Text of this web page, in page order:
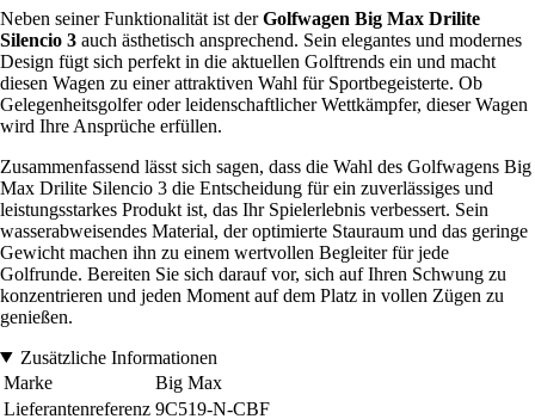
Neben seiner Funktionalität ist derGolfwagen Big Max Drilite
Silencio 3 auch ästhetisch ansprechend. Sein elegantes und modernes
Design fügt sich perfekt in die aktuellen Golftrends ein und macht
diesen Wagen zu einer attraktiven Wahl für Sportbegeisterte. Ob
Gelegenheitsgolfer oder leidenschaftlicher Wettkämpfer, dieser Wagen
wird Ihre Ansprüche erfüllen.
Zusammenfassend lässt sich sagen, dass die Wahl des Golfwagens Big
Max Drilite Silencio 3 die Entscheidung für ein zuverlässiges und
leistungsstarkes Produkt ist, das Ihr Spielerlebnis verbessert. Sein
wasserabweisendes Material, der optimierte Stauraum und das geringe
Gewicht machen ihn zu einem wertvollen Begleiter für jede
Golfrunde. Bereiten Sie sich darauf vor, sich auf Ihren Schwung zu
konzentrieren und jeden Moment auf dem Platz in vollen Zügen zu
genießen.
Zusätzliche Informationen
Marke
Big Max
Lieferantenreferenz 9C519-N-CBF